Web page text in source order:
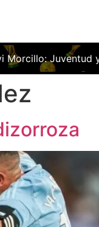
para la medular